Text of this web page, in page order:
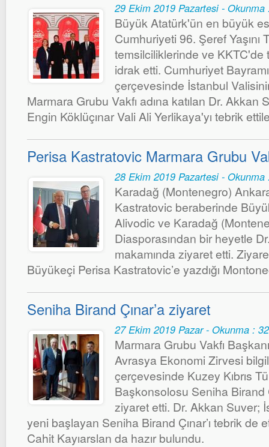
29 Ekim 2019 Pazartesi - Okunma
Büyük Atatürk'ün en büyük
Cumhuriyeti 96. Şeref Yaşını
temsilciliklerinde ve
idrak etti. Cumhuriyet
çerçevesinde İstanbul
Marmara Grubu Vakfı adına katılan Dr.
Engin Köklüçınar Vali Ali Yerlikaya'yı tebrik
Perisa Kastratovic Marmara Grubu
28 Ekim 2019 Pazartesi - Okunma
Karadağ (Montenegro)
Kastratovic beraberinde
Alivodic ve Karadağ
Diasporasından bir heyetle
makamında ziyaret etti.
Büyükeçi Perisa Kastratovic’e yazdığı
Seniha Birand Çınar’a ziyaret
27 Ekim 2019 Pazar - Okunma :
Marmara Grubu Vakfı
Avrasya Ekonomi Zirvesi
çerçevesinde Kuzey Kıbrıs
Başkonsolosu Seniha Birand
ziyaret etti. Dr. Akkan Suver;
yeni başlayan Seniha Birand Çınar’ı tebrik de
Cahit Kayıarslan da hazır bulundu.